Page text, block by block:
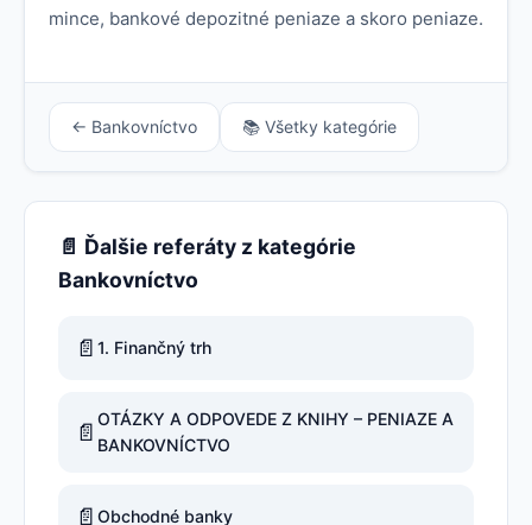
mince, bankové depozitné peniaze a skoro peniaze.
← Bankovníctvo 📚 Všetky kategórie
📄 Ďalšie referáty z kategórie
Bankovníctvo
📄 1. Finančný trh
📄 OTÁZKY A ODPOVEDE Z KNIHY – PENIAZE A
BANKOVNÍCTVO
📄 Obchodné banky